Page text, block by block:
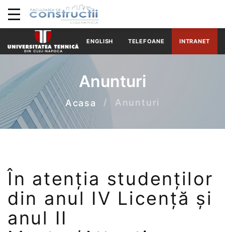
ENGLISH TELEFOANE INTRANET
Anunturi
Acasa Anunturi
În atenția studenților
din anul IV Licență și
anul II